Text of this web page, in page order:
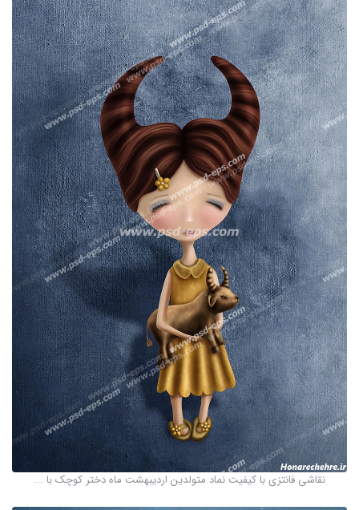
نقاشی فانتزی با کیفیت نماد متولدین اردیبهشت ماه دختر کوچک با ...